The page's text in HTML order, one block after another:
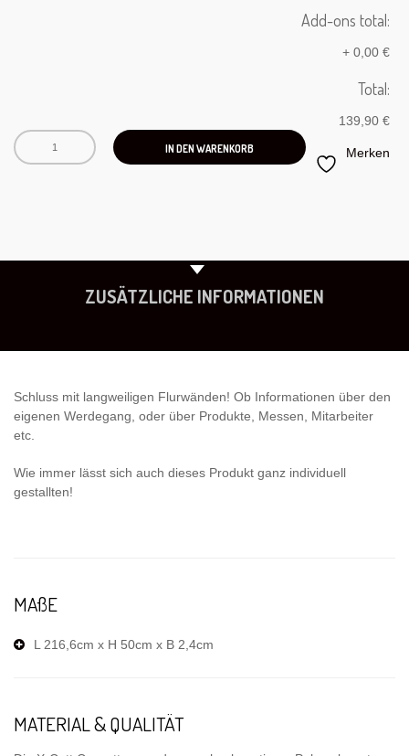
Add-ons total:
+ 0,00 €
Total:
139,90 €
IN DEN WARENKORB Merken
ZUSÄTZLICHE INFORMATIONEN
Schluss mit langweiligen Flurwänden! Ob Informationen über den
eigenen Werdegang, oder über Produkte, Messen, Mitarbeiter
etc.
Wie immer lässt sich auch dieses Produkt ganz individuell
gestallten!
MAßE
L 216,6cm x H 50cm x B 2,4cm
MATERIAL & QUALITÄT